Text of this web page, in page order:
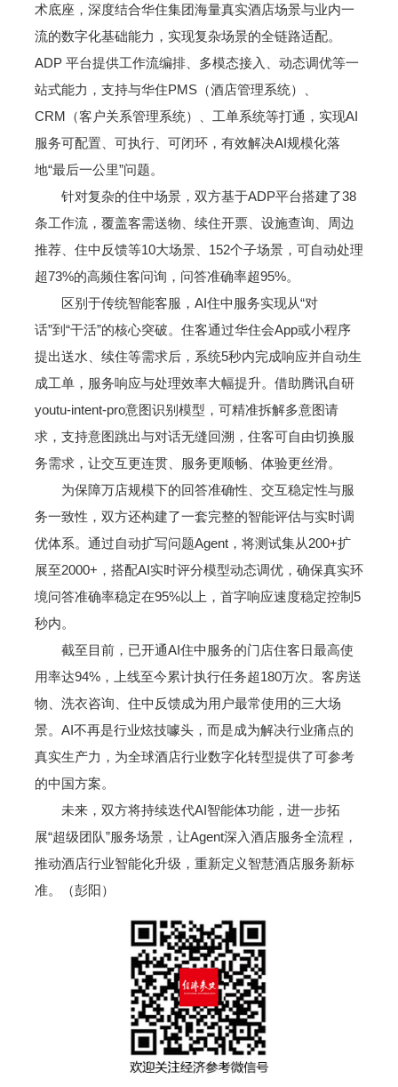
术底座，深度结合华住集团海量真实酒店场景与业内一
流的数字化基础能力，实现复杂场景的全链路适配。
ADP 平台提供工作流编排、多模态接入、动态调优等一
站式能力，支持与华住PMS（酒店管理系统）、
CRM（客户关系管理系统）、工单系统等打通，实现AI
服务可配置、可执行、可闭环，有效解决AI规模化落
地“最后一公里”问题。
针对复杂的住中场景，双方基于ADP平台搭建了38
条工作流，覆盖客需送物、续住开票、设施查询、周边
推荐、住中反馈等10大场景、152个子场景，可自动处理
超73%的高频住客问询，问答准确率超95%。
区别于传统智能客服，AI住中服务实现从“对
话”到“干活”的核心突破。住客通过华住会App或小程序
提出送水、续住等需求后，系统5秒内完成响应并自动生
成工单，服务响应与处理效率大幅提升。借助腾讯自研
youtu-intent-pro意图识别模型，可精准拆解多意图请
求，支持意图跳出与对话无缝回溯，住客可自由切换服
务需求，让交互更连贯、服务更顺畅、体验更丝滑。
为保障万店规模下的回答准确性、交互稳定性与服
务一致性，双方还构建了一套完整的智能评估与实时调
优体系。通过自动扩写问题Agent，将测试集从200+扩
展至2000+，搭配AI实时评分模型动态调优，确保真实环
境问答准确率稳定在95%以上，首字响应速度稳定控制5
秒内。
截至目前，已开通AI住中服务的门店住客日最高使
用率达94%，上线至今累计执行任务超180万次。客房送
物、洗衣咨询、住中反馈成为用户最常使用的三大场
景。AI不再是行业炫技噱头，而是成为解决行业痛点的
真实生产力，为全球酒店行业数字化转型提供了可参考
的中国方案。
未来，双方将持续迭代AI智能体功能，进一步拓
展“超级团队”服务场景，让Agent深入酒店服务全流程，
推动酒店行业智能化升级，重新定义智慧酒店服务新标
准。（彭阳）